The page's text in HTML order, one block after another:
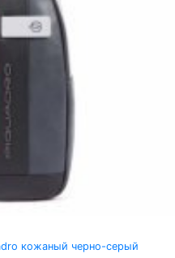
кожаный черно-серый